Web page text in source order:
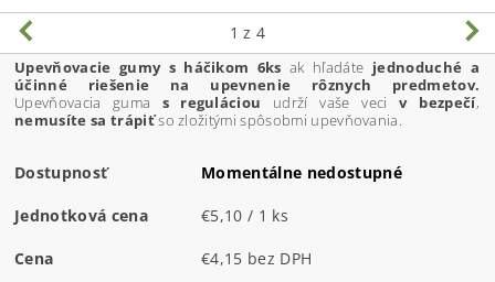
1 z 4
Upevňovacie gumy s háčikom 6ks ak hľadáte jednoduché a
účinné riešenie na upevnenie rôznych predmetov.
Upevňovacia guma s reguláciou udrží vaše veci v bezpečí,
nemusíte sa trápiťso zložitými spôsobmi upevňovania.
Dostupnosť Momentálne nedostupné
Jednotková cena €5,10 / 1 ks
Cena €4,15 bez DPH